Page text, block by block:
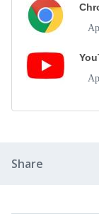
Share